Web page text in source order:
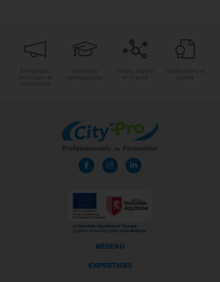
Entreprises,
Particuliers et
Collectivités
Méthodes
pédagogiques
Réseau experts
en France
Certifications et
qualité
RÉSEAU
EXPERTISES